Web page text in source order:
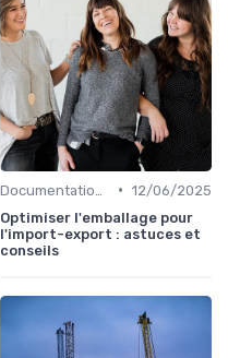
• 12/06/2025
Optimiser l'emballage pour
l'import-export : astuces et
conseils